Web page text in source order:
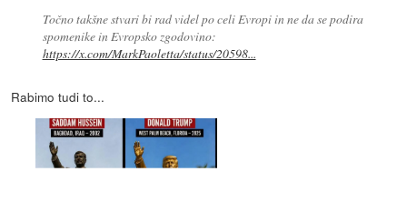
Točno takšne stvari bi rad videl po celi Evropi in ne da se podira
spomenike in Evropsko zgodovino:
https://x.com/MarkPaoletta/status/20598...
Rabimo tudi to...